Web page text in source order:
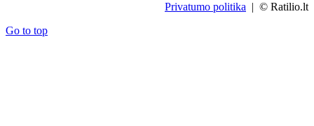
Privatumo politika | © Ratilio.lt
Go to top